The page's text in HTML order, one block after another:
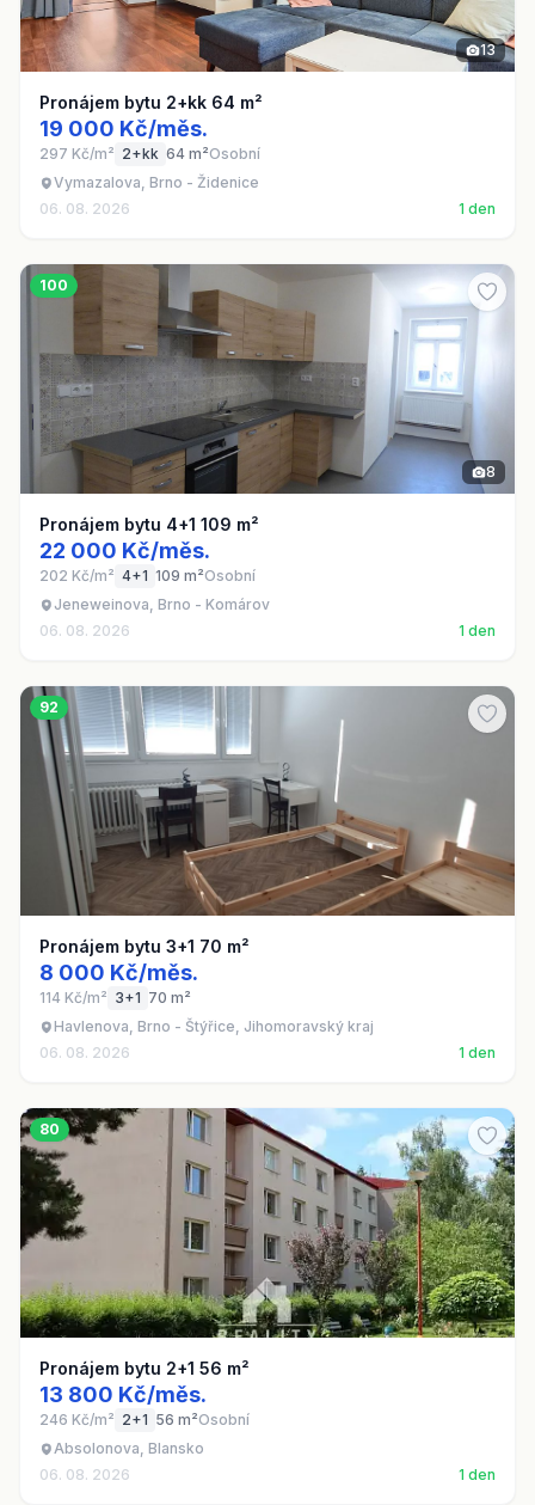
13
Pronájem bytu 2+kk 64 m²
19 000 Kč/měs.
297 Kč/m² 2+kk 64 m²Osobní
Vymazalova, Brno - Židenice
06. 08. 2026
1 den
100
8
Pronájem bytu 4+1 109 m²
22 000 Kč/měs.
202 Kč/m² 4+1 109 m²Osobní
Jeneweinova, Brno - Komárov
06. 08. 2026
1 den
92
Pronájem bytu 3+1 70 m²
8 000 Kč/měs.
114 Kč/m² 3+1 70 m²
Havlenova, Brno - Štýřice, Jihomoravský kraj
06. 08. 2026
1 den
80
Pronájem bytu 2+1 56 m²
13 800 Kč/měs.
246 Kč/m² 2+1 56 m²Osobní
Absolonova, Blansko
06. 08. 2026
1 den